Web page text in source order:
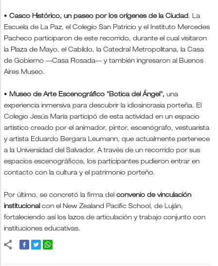
• Casco Histórico, un paseo por los orígenes de la Ciudad. La
Escuela de La Paz, el Colegio San Patricio y el Instituto Mercedes
Pacheco participaron de este recorrido, durante el cual visitaron
la Plaza de Mayo, el Cabildo, la Catedral Metropolitana, la Casa
de Gobierno —Casa Rosada— y también ingresaron al Buenos
Aires Museo.
• Museo de Arte Escenográfico "Botica del Ángel", una
experiencia inmersiva para descubrir la idiosincrasia porteña. El
Colegio Jesús María participó de esta actividad en un espacio
artístico creado por el animador, pintor, escenógrafo, vestuarista
y artista Eduardo Bergara Leumann, que actualmente pertenece
a la Universidad del Salvador. A través de un recorrido por sus
espacios escenográficos, los participantes pudieron entrar en
contacto con la cultura y el patrimonio porteño.
Por último, se concretó la firma del convenio de vinculación
institucional con el New Zealand Pacific School, de Luján,
fortaleciendo así los lazos de articulación y trabajo conjunto con
instituciones educativas.